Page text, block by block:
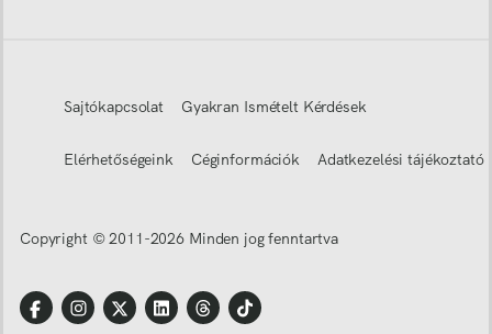
Sajtókapcsolat Gyakran Ismételt Kérdések
Elérhetőségeink Céginformációk Adatkezelési tájékoztató
Copyright © 2011-2026 Minden jog fenntartva